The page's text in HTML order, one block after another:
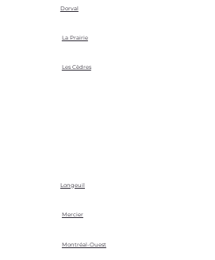
Dorval
La Prairie
Les Cèdres
Longeuil
Mercier
Montréal-Ouest